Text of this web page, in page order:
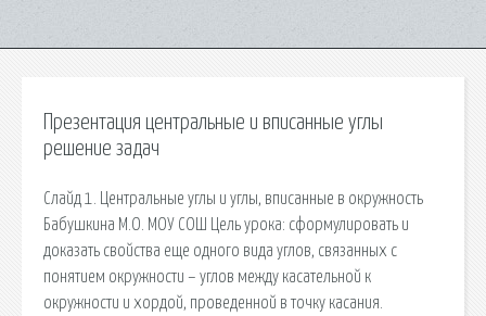
Презентация центральные и вписанные углы
решение задач
Слайд 1. Центральные углы и углы, вписанные в окружность
Бабушкина М.О. МОУ СОШ Цель урока: сформулировать и
доказать свойства еще одного вида углов, связанных с
понятием окружности – углов между касательной к
окружности и хордой, проведенной в точку касания.